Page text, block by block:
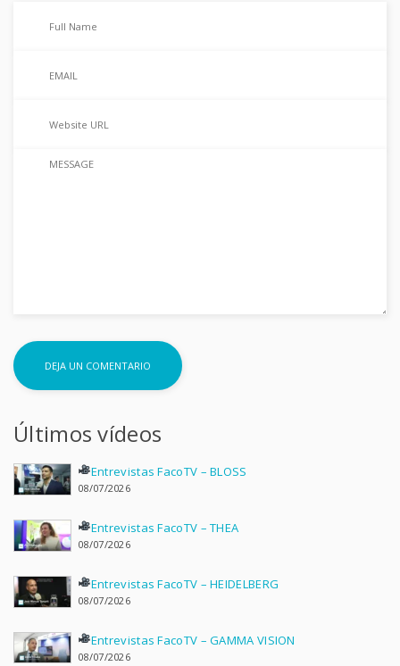
Últimos vídeos
Entrevistas FacoTV – BLOSS
08/07/2026
Entrevistas FacoTV – THEA
08/07/2026
Entrevistas FacoTV – HEIDELBERG
08/07/2026
Entrevistas FacoTV – GAMMA VISION
08/07/2026